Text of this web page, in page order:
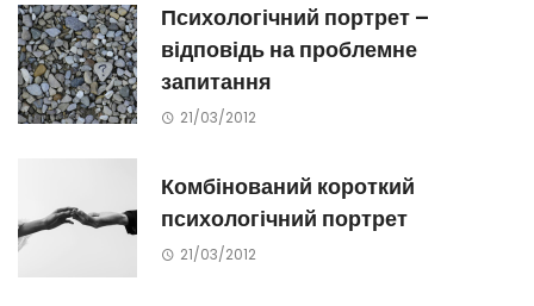
Психологічний портрет –
відповідь на проблемне
запитання
21/03/2012
Комбінований короткий
психологічний портрет
21/03/2012